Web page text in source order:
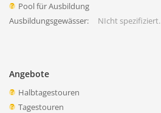
Pool für Ausbildung
Ausbildungsgewässer:
NIcht spezifiziert.
Angebote
Halbtagestouren
Tagestouren